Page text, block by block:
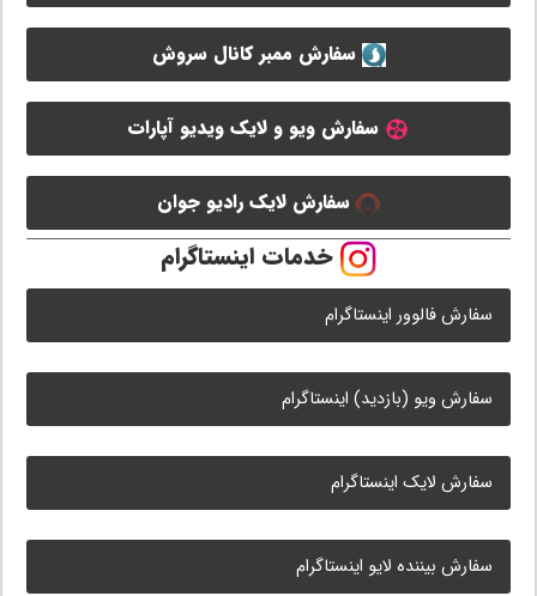
سفارش ممبر کانال سروش
سفارش ویو و لایک ویدیو آپارات
سفارش لایک رادیو جوان
خدمات اینستاگرام
سفارش فالوور اینستاگرام
سفارش ویو (بازدید) اینستاگرام
سفارش لایک اینستاگرام
سفارش بیننده لایو اینستاگرام